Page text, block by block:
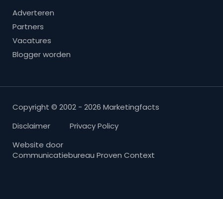
Adverteren
Partners
Vacatures
Blogger worden
Copyright © 2002 - 2026 Marketingfacts
Disclaimer
Privacy Policy
Website door
Communicatiebureau Proven Context